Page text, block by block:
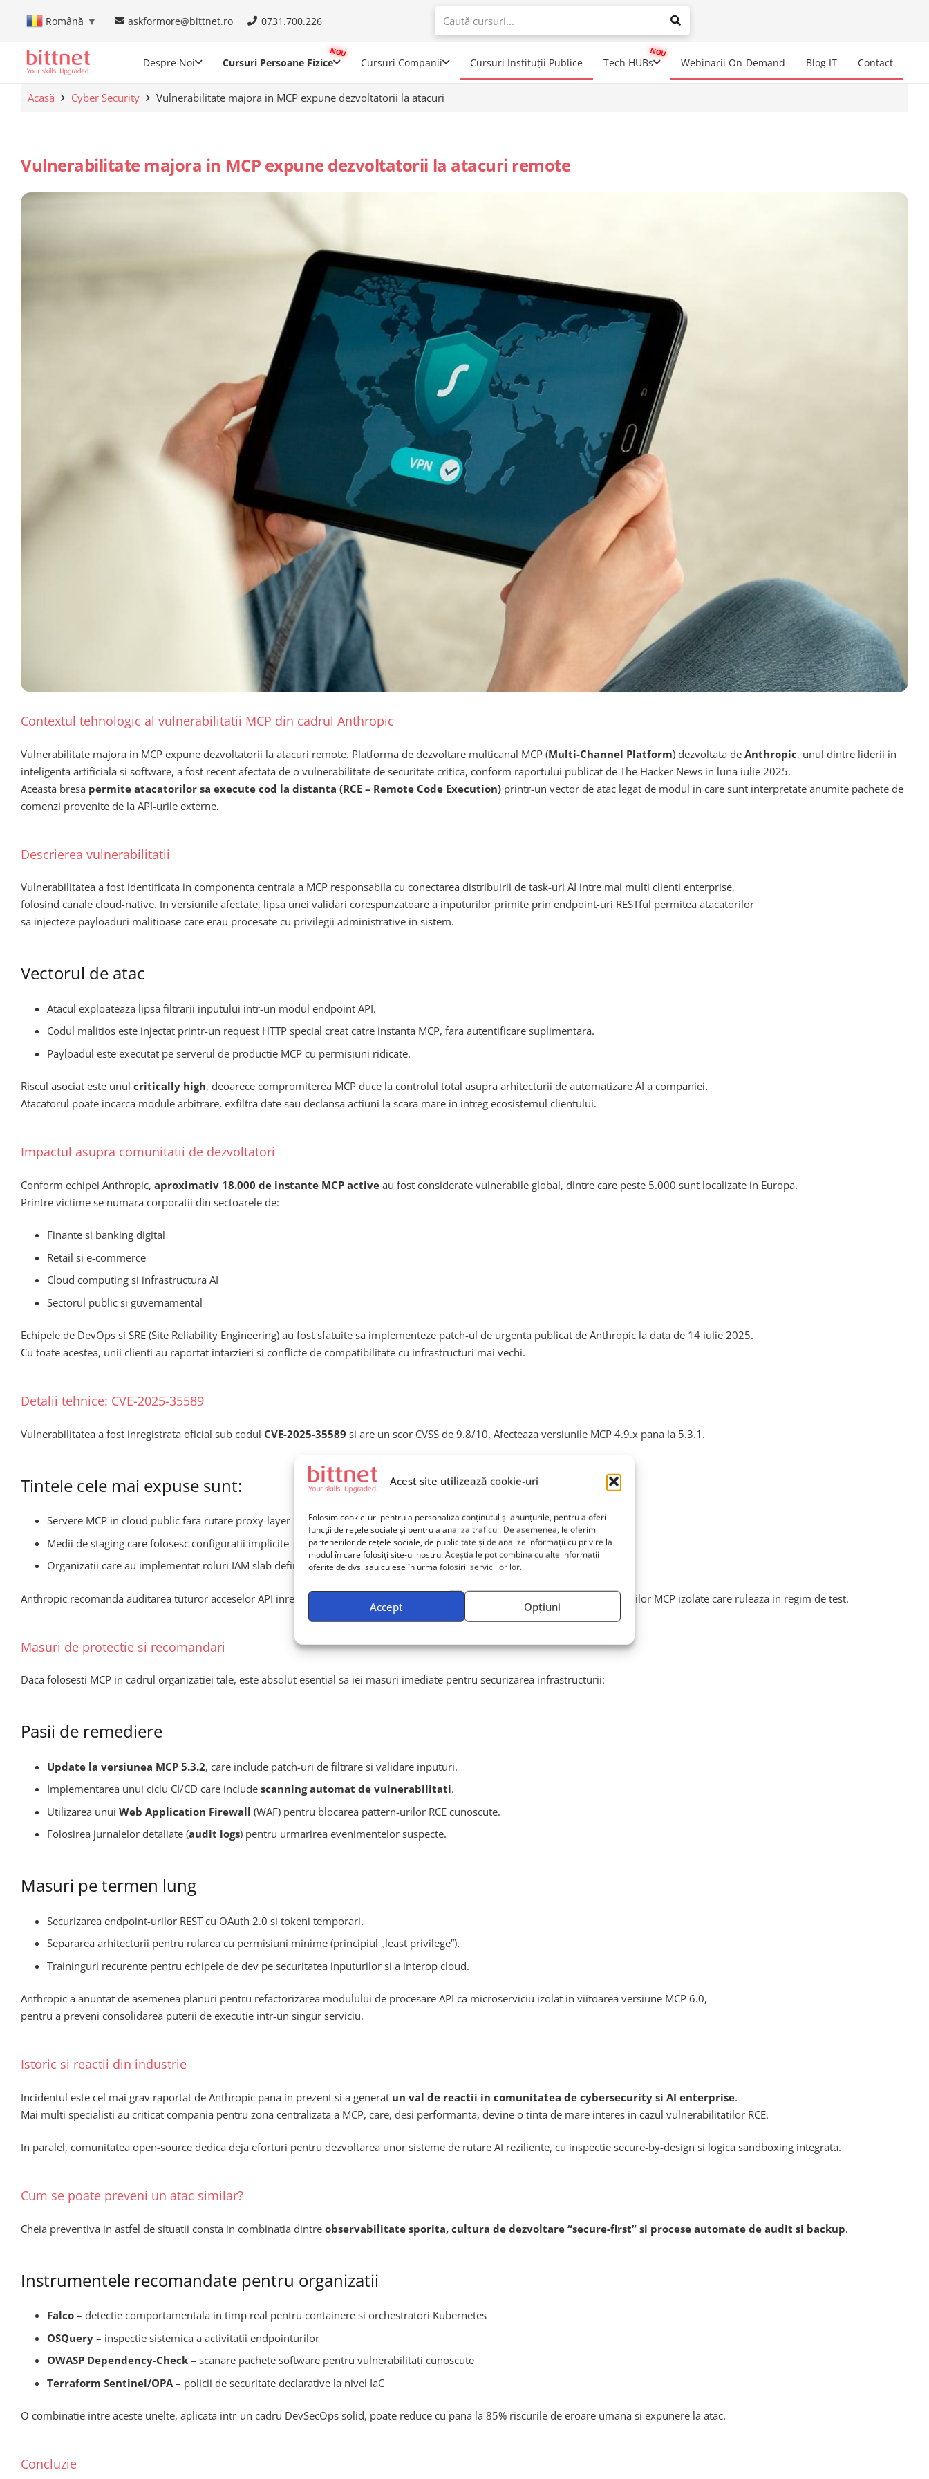
Acest site utilizează cookie-uri
Folosim cookie-uri pentru a personaliza conținutul și anunțurile, pentru a oferi
funcții de rețele sociale și pentru a analiza traficul. De asemenea, le oferim
partenerilor de rețele sociale, de publicitate și de analize informații cu privire la
modul în care folosiți site-ul nostru. Aceștia le pot combina cu alte informații
oferite de dvs. sau culese în urma folosirii serviciilor lor.
Accept Opțiuni
Română ▼ askformore@bittnet.ro 0731.700.226
When autocomplete results are available use up and down arrows to
Despre Noi Cursuri Persoane Fizice Cursuri Companii Cursuri Instituții Publice Tech HUBs Webinarii On-Demand Blog IT Contact
Acasă Cyber Security Vulnerabilitate majora in MCP expune dezvoltatorii la atacuri
Vulnerabilitate majora in MCP expune dezvoltatorii la atacuri remote
Contextul tehnologic al vulnerabilitatii MCP din cadrul Anthropic
Vulnerabilitate majora in MCP expune dezvoltatorii la atacuri remote. Platforma de dezvoltare multicanal MCP (Multi-Channel Platform) dezvoltata de Anthropic, unul dintre liderii in
inteligenta artificiala si software, a fost recent afectata de o vulnerabilitate de securitate critica, conform raportului publicat de The Hacker News in luna iulie 2025.
Aceasta bresa permite atacatorilor sa execute cod la distanta (RCE – Remote Code Execution) printr-un vector de atac legat de modul in care sunt interpretate anumite pachete de
comenzi provenite de la API-urile externe.
Descrierea vulnerabilitatii
Vulnerabilitatea a fost identificata in componenta centrala a MCP responsabila cu conectarea distribuirii de task-uri AI intre mai multi clienti enterprise,
folosind canale cloud-native. In versiunile afectate, lipsa unei validari corespunzatoare a inputurilor primite prin endpoint-uri RESTful permitea atacatorilor
sa injecteze payloaduri malitioase care erau procesate cu privilegii administrative in sistem.
Vectorul de atac
Atacul exploateaza lipsa filtrarii inputului intr-un modul endpoint API.
Codul malitios este injectat printr-un request HTTP special creat catre instanta MCP, fara autentificare suplimentara.
Payloadul este executat pe serverul de productie MCP cu permisiuni ridicate.
Riscul asociat este unul critically high, deoarece compromiterea MCP duce la controlul total asupra arhitecturii de automatizare AI a companiei.
Atacatorul poate incarca module arbitrare, exfiltra date sau declansa actiuni la scara mare in intreg ecosistemul clientului.
Impactul asupra comunitatii de dezvoltatori
Conform echipei Anthropic, aproximativ 18.000 de instante MCP active au fost considerate vulnerabile global, dintre care peste 5.000 sunt localizate in Europa.
Printre victime se numara corporatii din sectoarele de:
Finante si banking digital
Retail si e-commerce
Cloud computing si infrastructura AI
Sectorul public si guvernamental
Echipele de DevOps si SRE (Site Reliability Engineering) au fost sfatuite sa implementeze patch-ul de urgenta publicat de Anthropic la data de 14 iulie 2025.
Cu toate acestea, unii clienti au raportat intarzieri si conflicte de compatibilitate cu infrastructuri mai vechi.
Detalii tehnice: CVE-2025-35589
Vulnerabilitatea a fost inregistrata oficial sub codul CVE-2025-35589 si are un scor CVSS de 9.8/10. Afecteaza versiunile MCP 4.9.x pana la 5.3.1.
Tintele cele mai expuse sunt:
Servere MCP in cloud public fara rutare proxy-layer
Medii de staging care folosesc configuratii implicite
Organizatii care au implementat roluri IAM slab definite
Anthropic recomanda auditarea tuturor acceselor API inregistrate incepand cu 1 iulie 2025, precum si izolarea temporara a nodurilor MCP izolate care ruleaza in regim de test.
Masuri de protectie si recomandari
Daca folosesti MCP in cadrul organizatiei tale, este absolut esential sa iei masuri imediate pentru securizarea infrastructurii:
Pasii de remediere
Update la versiunea MCP 5.3.2, care include patch-uri de filtrare si validare inputuri.
Implementarea unui ciclu CI/CD care include scanning automat de vulnerabilitati.
Utilizarea unui Web Application Firewall (WAF) pentru blocarea pattern-urilor RCE cunoscute.
Folosirea jurnalelor detaliate (audit logs) pentru urmarirea evenimentelor suspecte.
Masuri pe termen lung
Securizarea endpoint-urilor REST cu OAuth 2.0 si tokeni temporari.
Separarea arhitecturii pentru rularea cu permisiuni minime (principiul „least privilege”).
Traininguri recurente pentru echipele de dev pe securitatea inputurilor si a interop cloud.
Anthropic a anuntat de asemenea planuri pentru refactorizarea modulului de procesare API ca microserviciu izolat in viitoarea versiune MCP 6.0,
pentru a preveni consolidarea puterii de executie intr-un singur serviciu.
Istoric si reactii din industrie
Incidentul este cel mai grav raportat de Anthropic pana in prezent si a generat un val de reactii in comunitatea de cybersecurity si AI enterprise.
Mai multi specialisti au criticat compania pentru zona centralizata a MCP, care, desi performanta, devine o tinta de mare interes in cazul vulnerabilitatilor RCE.
In paralel, comunitatea open-source dedica deja eforturi pentru dezvoltarea unor sisteme de rutare AI reziliente, cu inspectie secure-by-design si logica sandboxing integrata.
Cum se poate preveni un atac similar?
Cheia preventiva in astfel de situatii consta in combinatia dintre observabilitate sporita, cultura de dezvoltare “secure-first” si procese automate de audit si backup.
Instrumentele recomandate pentru organizatii
Falco– detectie comportamentala in timp real pentru containere si orchestratori Kubernetes
OSQuery– inspectie sistemica a activitatii endpointurilor
OWASP Dependency-Check– scanare pachete software pentru vulnerabilitati cunoscute
Terraform Sentinel/OPA– policii de securitate declarative la nivel IaC
O combinatie intre aceste unelte, aplicata intr-un cadru DevSecOps solid, poate reduce cu pana la 85% riscurile de eroare umana si expunere la atac.
Concluzie